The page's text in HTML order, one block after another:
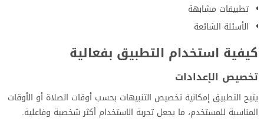
تطبيقات مشابهة
الأسئلة الشائعة
كيفية استخدام التطبيق بفعالية
تخصيص الإعدادات
يتيح التطبيق إمكانية تخصيص التنبيهات بحسب أوقات الصلاة أو الأوقات
المناسبة للمستخدم، ما يجعل تجربة الاستخدام أكثر شخصية وفاعلية.